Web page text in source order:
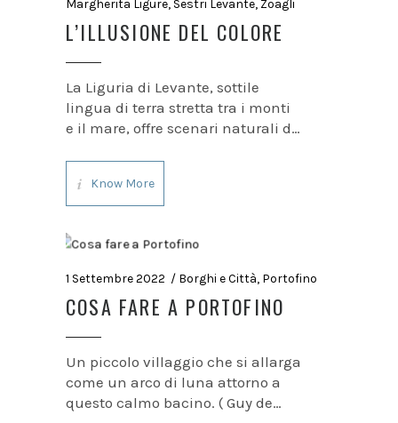
Margherita Ligure, Sestri Levante, Zoagli
L’ILLUSIONE DEL COLORE
La Liguria di Levante, sottile
lingua di terra stretta tra i monti
e il mare, offre scenari naturali di
ed indimenticabile questo
paesaggio hanno contribuito nel
tempo anche l’estro ed il
Know More
1 Settembre 2022 Borghi e Città, Portofino
COSA FARE A PORTOFINO
Un piccolo villaggio che si allarga
come un arco di luna attorno a
questo calmo bacino. ( Guy de